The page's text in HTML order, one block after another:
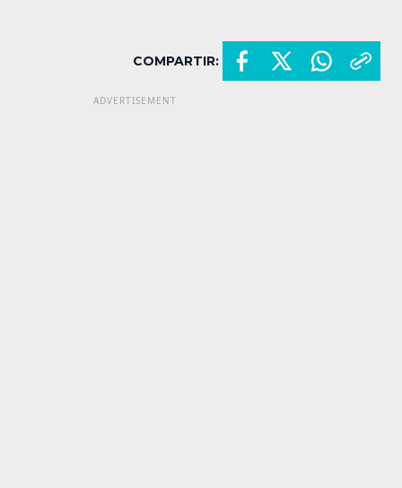
COMPARTIR: